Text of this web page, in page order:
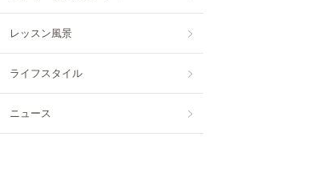
レッスン風景
ライフスタイル
ニュース